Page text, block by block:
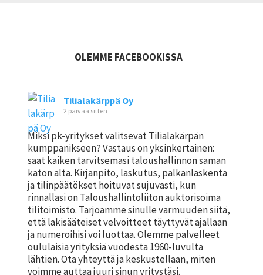
OLEMME FACEBOOKISSA
Tilialakärppä Oy
2 päivää sitten
Miksi pk-yritykset valitsevat Tilialakärpän
kumppanikseen? Vastaus on yksinkertainen:
saat kaiken tarvitsemasi taloushallinnon saman
katon alta. Kirjanpito, laskutus, palkanlaskenta
ja tilinpäätökset hoituvat sujuvasti, kun
rinnallasi on Taloushallintoliiton auktorisoima
tilitoimisto. Tarjoamme sinulle varmuuden siitä,
että lakisääteiset velvoitteet täyttyvät ajallaan
ja numeroihisi voi luottaa. Olemme palvelleet
oululaisia yrityksiä vuodesta 1960-luvulta
lähtien. Ota yhteyttä ja keskustellaan, miten
voimme auttaa juuri sinun yritystäsi.